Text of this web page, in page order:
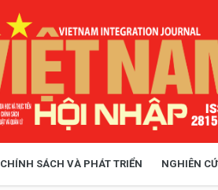
CHÍNH SÁCH VÀ PHÁT TRIỂN NGHIÊN